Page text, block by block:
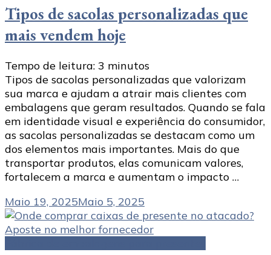
Tipos de sacolas personalizadas que
mais vendem hoje
Tempo de leitura: 3 minutos
Tipos de sacolas personalizadas que valorizam
sua marca e ajudam a atrair mais clientes com
embalagens que geram resultados. Quando se fala
em identidade visual e experiência do consumidor,
as sacolas personalizadas se destacam como um
dos elementos mais importantes. Mais do que
transportar produtos, elas comunicam valores,
fortalecem a marca e aumentam o impacto …
Maio 19, 2025Maio 5, 2025